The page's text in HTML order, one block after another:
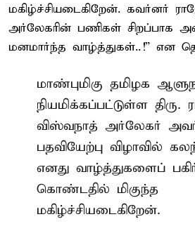
மகிழ்ச்சியடைகிறேன். கவர்னர்
அர்லேகரின் பணிகள் சிறப்பாக
மனமார்ந்த வாழ்த்துகள்..!” என
மாண்புமிகு தமிழக
நியமிக்கப்பட்டுள்ள திரு.
விஸ்வநாத் அர்லேகர்
பதவியேற்பு விழாவில்
எனது வாழ்த்துகளைப்
கொண்டதில் மிகுந்த
மகிழ்ச்சியடைகிறேன்.